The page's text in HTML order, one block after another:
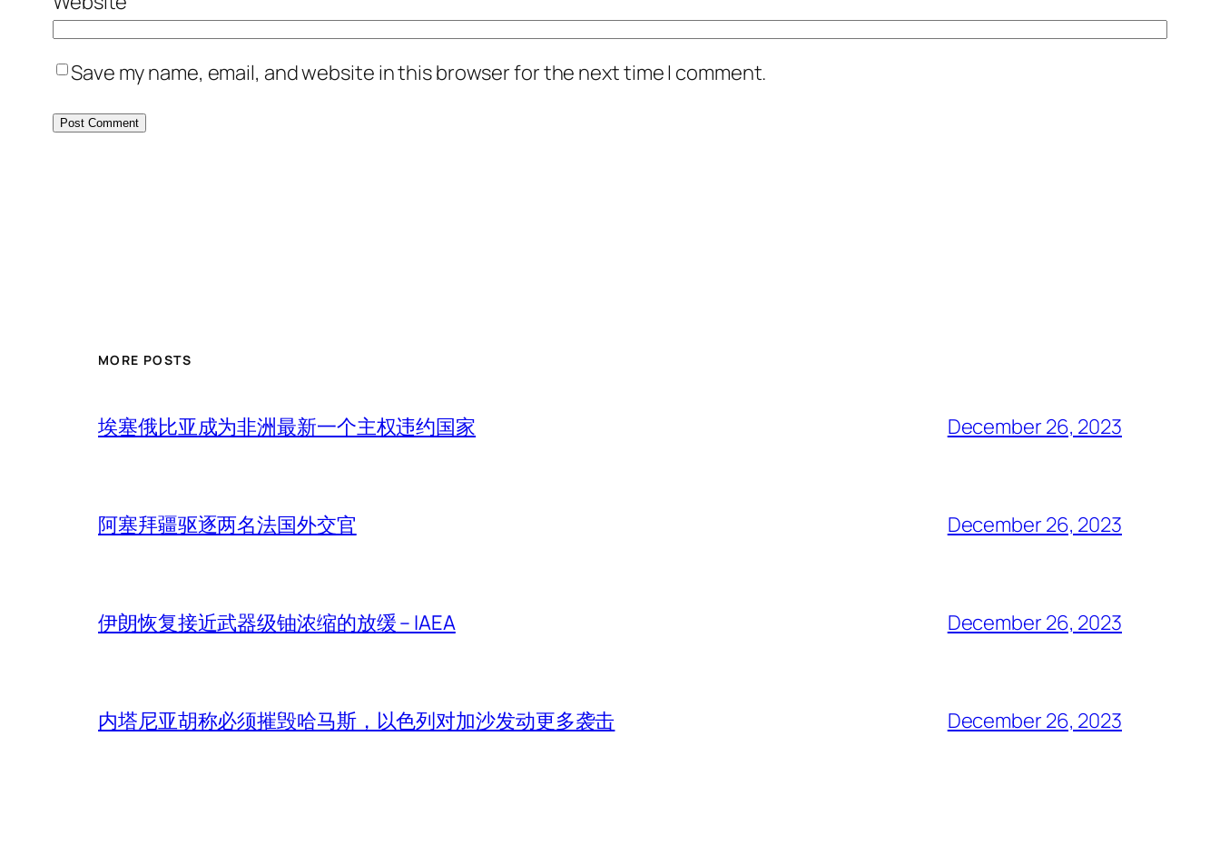
Save my name, email, and website in this browser for the next time I comment.
MORE POSTS
埃塞俄比亚成为非洲最新一个主权违约国家 December 26, 2023
阿塞拜疆驱逐两名法国外交官 December 26, 2023
伊朗恢复接近武器级铀浓缩的放缓 – IAEA December 26, 2023
内塔尼亚胡称必须摧毁哈马斯，以色列对加沙发动更多袭击 December 26, 2023